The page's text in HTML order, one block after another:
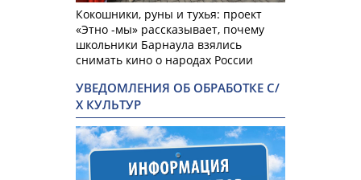
Кокошники, руны и тухья: проект
«Этно -мы» рассказывает, почему
школьники Барнаула взялись
снимать кино о народах России
УВЕДОМЛЕНИЯ ОБ ОБРАБОТКЕ С/
Х КУЛЬТУР